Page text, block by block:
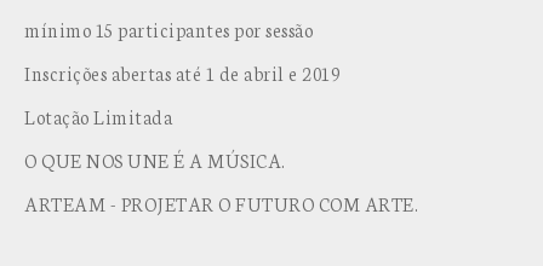
mínimo 15 participantes por sessão
Inscrições abertas até 1 de abril e 2019
Lotação Limitada
O QUE NOS UNE É A MÚSICA.
ARTEAM - PROJETAR O FUTURO COM ARTE.